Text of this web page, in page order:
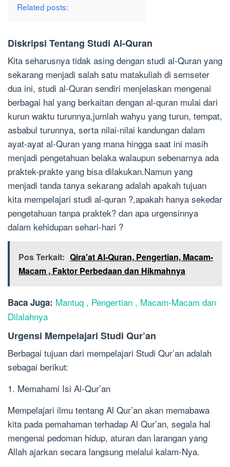
Related posts:
Diskripsi Tentang Studi Al-Quran
Kita seharusnya tidak asing dengan studi al-Quran yang
sekarang menjadi salah satu matakuliah di semseter
dua ini, studi al-Quran sendiri menjelaskan mengenai
berbagai hal yang berkaitan dengan al-quran mulai dari
kurun waktu turunnya,jumlah wahyu yang turun, tempat,
asbabul turunnya, serta nilai-nilai kandungan dalam
ayat-ayat al-Quran yang mana hingga saat ini masih
menjadi pengetahuan belaka walaupun sebenarnya ada
praktek-prakte yang bisa dilakukan.Namun yang
menjadi tanda tanya sekarang adalah apakah tujuan
kita mempelajari studi al-quran ?,apakah hanya sekedar
pengetahuan tanpa praktek? dan apa urgensinnya
dalam kehidupan sehari-hari ?
Pos Terkait: Qira'at Al-Quran, Pengertian, Macam-
Macam , Faktor Perbedaan dan Hikmahnya
Baca Juga: Mantuq , Pengertian , Macam-Macam dan
Dilalahnya
Urgensi Mempelajari Studi Qur’an
Berbagai tujuan dari mempelajari Studi Qur’an adalah
sebagai berikut:
1. Memahami Isi Al-Qur’an
Mempelajari ilmu tentang Al Qur’an akan memabawa
kita pada pemahaman terhadap Al Qur’an, segala hal
mengenai pedoman hidup, aturan dan larangan yang
Allah ajarkan secara langsung melalui kalam-Nya.